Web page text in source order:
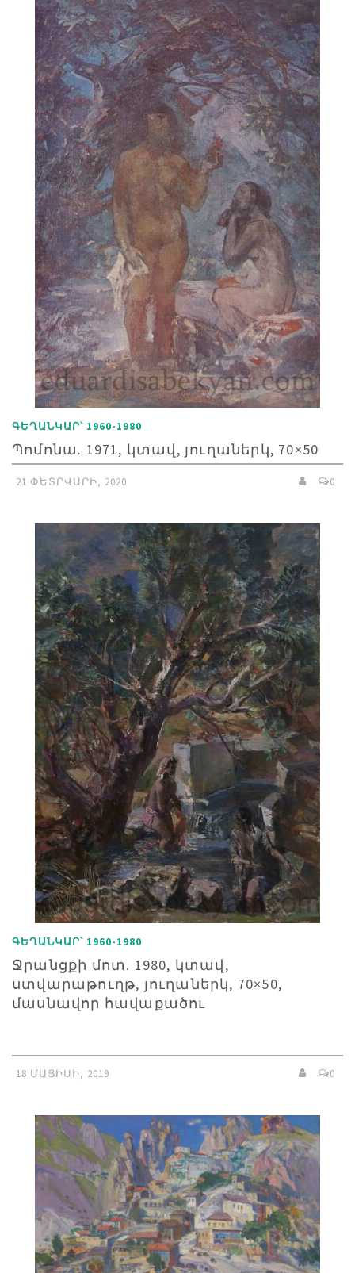
ԳԵՂԱՆԿԱՐ՝ 1960-1980
Պոմոնա. 1971, կտավ, յուղաներկ, 70×50
21 ՓԵՏՐՎԱՐԻ, 2020 0
ԳԵՂԱՆԿԱՐ՝ 1960-1980
Ջրանցքի մոտ. 1980, կտավ,
ստվարաթուղթ, յուղաներկ, 70×50,
մասնավոր հավաքածու
18 ՄԱՅԻՍԻ, 2019 0